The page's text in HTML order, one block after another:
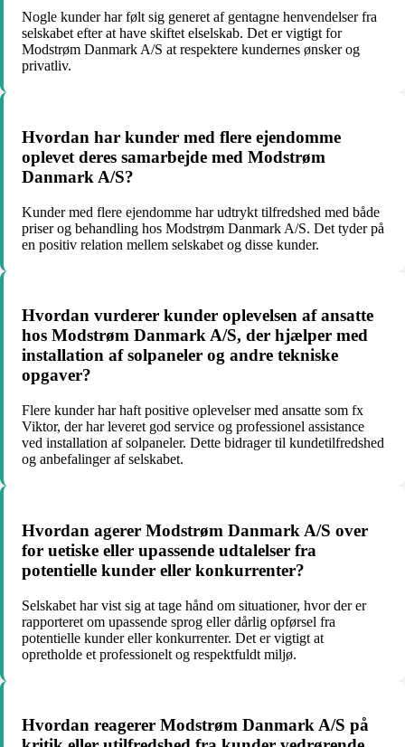
Nogle kunder har følt sig generet af gentagne henvendelser fra
selskabet efter at have skiftet elselskab. Det er vigtigt for
Modstrøm Danmark A/S at respektere kundernes ønsker og
privatliv.
Hvordan har kunder med flere ejendomme
oplevet deres samarbejde med Modstrøm
Danmark A/S?
Kunder med flere ejendomme har udtrykt tilfredshed med både
priser og behandling hos Modstrøm Danmark A/S. Det tyder på
en positiv relation mellem selskabet og disse kunder.
Hvordan vurderer kunder oplevelsen af ansatte
hos Modstrøm Danmark A/S, der hjælper med
installation af solpaneler og andre tekniske
opgaver?
Flere kunder har haft positive oplevelser med ansatte som fx
Viktor, der har leveret god service og professionel assistance
ved installation af solpaneler. Dette bidrager til kundetilfredshed
og anbefalinger af selskabet.
Hvordan agerer Modstrøm Danmark A/S over
for uetiske eller upassende udtalelser fra
potentielle kunder eller konkurrenter?
Selskabet har vist sig at tage hånd om situationer, hvor der er
rapporteret om upassende sprog eller dårlig opførsel fra
potentielle kunder eller konkurrenter. Det er vigtigt at
opretholde et professionelt og respektfuldt miljø.
Hvordan reagerer Modstrøm Danmark A/S på